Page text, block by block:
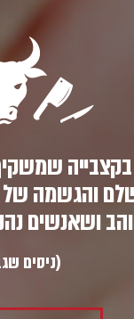
והגשמה
ושאנשים
(ניסים